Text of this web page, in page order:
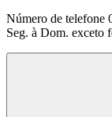
Número de telefone
Seg. à Dom. exceto